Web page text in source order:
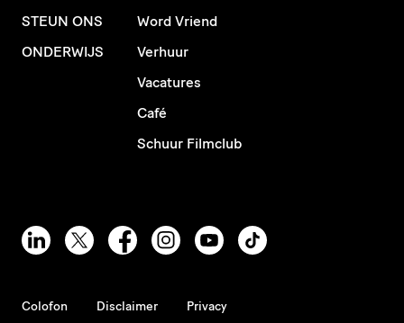
STEUN ONS
ONDERWIJS
Word Vriend
Verhuur
Vacatures
Café
Schuur Filmclub
Colofon Disclaimer Privacy